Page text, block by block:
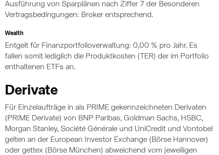
Ausführung von Sparplänen nach Ziffer 7 der Besonderen
Vertragsbedingungen: Broker entsprechend.
Wealth
Entgelt für Finanzportfolioverwaltung: 0,00 % pro Jahr. Es
fallen somit lediglich die Produktkosten (TER) der im Portfolio
enthaltenen ETFs an.
Derivate
Für Einzelaufträge in als PRIME gekennzeichneten Derivaten
(PRIME Derivate) von BNP Paribas, Goldman Sachs, HSBC,
Morgan Stanley, Société Générale und UniCredit und Vontobel
gelten an der European Investor Exchange (Börse Hannover)
oder gettex (Börse München) abweichend vom jeweiligen